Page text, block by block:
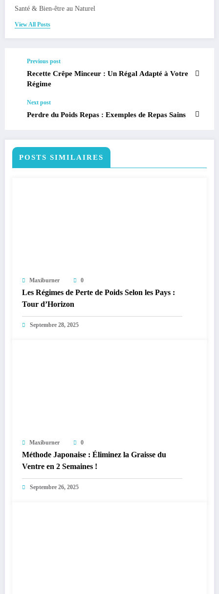
Santé & Bien-être au Naturel
View All Posts
Previous post
Recette Crêpe Minceur : Un Régal Adapté à Votre
Régime
Next post
Perdre du Poids Repas : Exemples de Repas Sains
POSTS SIMILAIRES
Maxiburner 0
Les Régimes de Perte de Poids Selon les Pays :
Tour d’Horizon
Septembre 28, 2025
Maxiburner 0
Méthode Japonaise : Éliminez la Graisse du
Ventre en 2 Semaines !
Septembre 26, 2025